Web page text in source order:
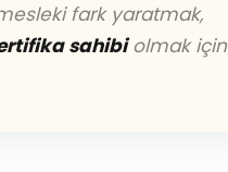
fark yaratmak,
sahibiolmak için